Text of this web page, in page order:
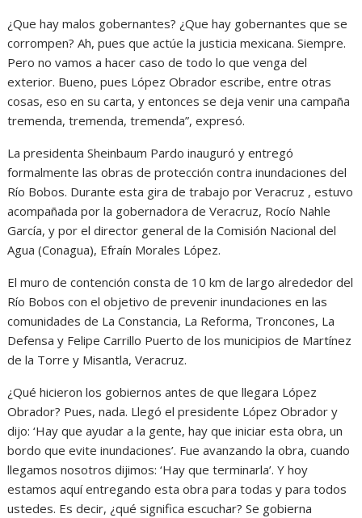
¿Que hay malos gobernantes? ¿Que hay gobernantes que se
corrompen? Ah, pues que actúe la justicia mexicana. Siempre.
Pero no vamos a hacer caso de todo lo que venga del
exterior. Bueno, pues López Obrador escribe, entre otras
cosas, eso en su carta, y entonces se deja venir una campaña
tremenda, tremenda, tremenda”, expresó.
La presidenta Sheinbaum Pardo inauguró y entregó
formalmente las obras de protección contra inundaciones del
Río Bobos. Durante esta gira de trabajo por Veracruz , estuvo
acompañada por la gobernadora de Veracruz, Rocío Nahle
García, y por el director general de la Comisión Nacional del
Agua (Conagua), Efraín Morales López.
El muro de contención consta de 10 km de largo alrededor del
Río Bobos con el objetivo de prevenir inundaciones en las
comunidades de La Constancia, La Reforma, Troncones, La
Defensa y Felipe Carrillo Puerto de los municipios de Martínez
de la Torre y Misantla, Veracruz.
¿Qué hicieron los gobiernos antes de que llegara López
Obrador? Pues, nada. Llegó el presidente López Obrador y
dijo: ‘Hay que ayudar a la gente, hay que iniciar esta obra, un
bordo que evite inundaciones’. Fue avanzando la obra, cuando
llegamos nosotros dijimos: ‘Hay que terminarla’. Y hoy
estamos aquí entregando esta obra para todas y para todos
ustedes. Es decir, ¿qué significa escuchar? Se gobierna